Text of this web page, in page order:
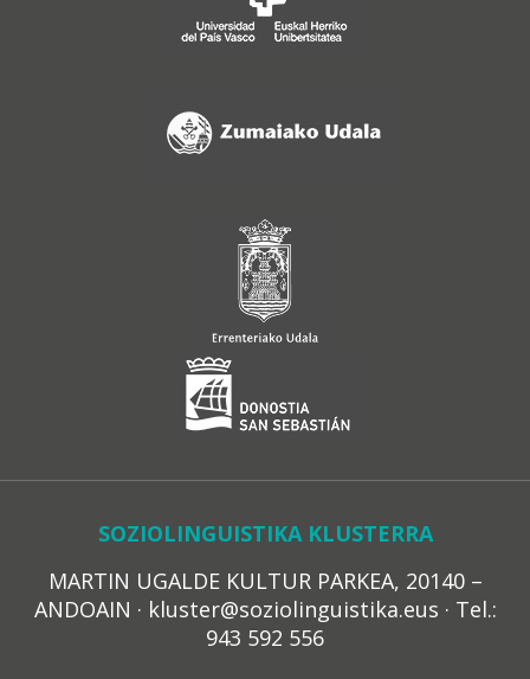
SOZIOLINGUISTIKA KLUSTERRA
MARTIN UGALDE KULTUR PARKEA, 20140 –
ANDOAIN · kluster@soziolinguistika.eus · Tel.:
943 592 556